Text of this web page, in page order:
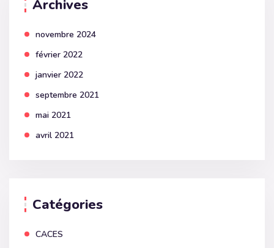
Archives
novembre 2024
février 2022
janvier 2022
septembre 2021
mai 2021
avril 2021
Catégories
CACES